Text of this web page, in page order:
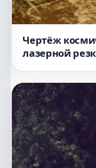
Чертёж
лазерной